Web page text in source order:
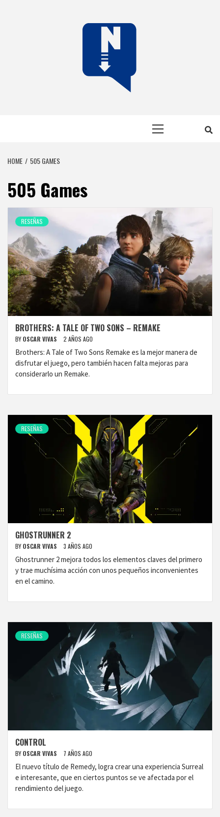
HOME 505 GAMES
505 Games
RESEÑAS
BROTHERS: A TALE OF TWO SONS – REMAKE
BY OSCAR VIVAS 2 AÑOS AGO
Brothers: A Tale of Two Sons Remake es la mejor manera de
disfrutar el juego, pero también hacen falta mejoras para
considerarlo un Remake.
RESEÑAS
GHOSTRUNNER 2
BY OSCAR VIVAS 3 AÑOS AGO
Ghostrunner 2 mejora todos los elementos claves del primero
y trae muchísima acción con unos pequeños inconvenientes
en el camino.
RESEÑAS
CONTROL
BY OSCAR VIVAS 7 AÑOS AGO
El nuevo título de Remedy, logra crear una experiencia Surreal
e interesante, que en ciertos puntos se ve afectada por el
rendimiento del juego.